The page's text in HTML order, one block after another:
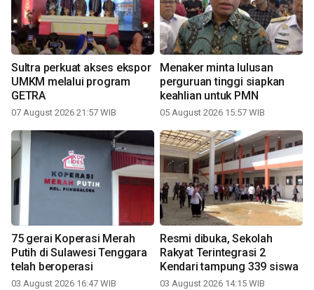
Sultra perkuat akses ekspor
UMKM melalui program
GETRA
07 August 2026 21:57 WIB
Menaker minta lulusan
perguruan tinggi siapkan
keahlian untuk PMN
05 August 2026 15:57 WIB
75 gerai Koperasi Merah
Putih di Sulawesi Tenggara
telah beroperasi
03 August 2026 16:47 WIB
Resmi dibuka, Sekolah
Rakyat Terintegrasi 2
Kendari tampung 339 siswa
03 August 2026 14:15 WIB